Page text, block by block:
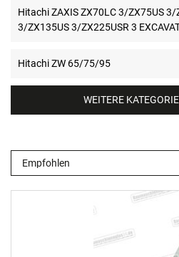
Hitachi ZAXIS ZX70LC 3/ZX75US
3/ZX135US 3/ZX225USR 3
Hitachi ZW 65/75/95
WEITERE